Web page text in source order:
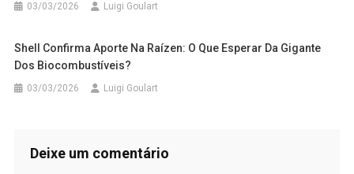
03/03/2026 Luigi Goulart
Shell Confirma Aporte Na Raízen: O Que Esperar Da Gigante
Dos Biocombustíveis?
03/03/2026 Luigi Goulart
Deixe um comentário